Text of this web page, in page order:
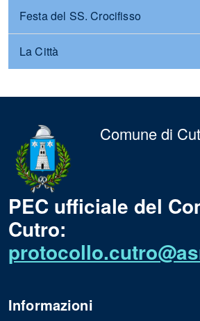
Festa del SS. Crocifisso
La Città
Comune di
PEC ufficiale del
Cutro:
Informazioni